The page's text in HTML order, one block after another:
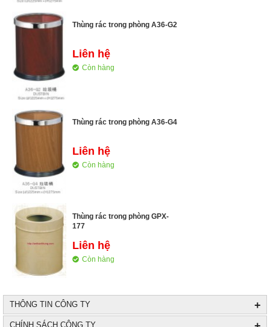
Thùng rác trong phòng A36-G2
Liên hệ
Còn hàng
Thùng rác trong phòng A36-G4
Liên hệ
Còn hàng
Thùng rác trong phòng GPX-
177
Liên hệ
Còn hàng
THÔNG TIN CÔNG TY +
CHÍNH SÁCH CÔNG TY